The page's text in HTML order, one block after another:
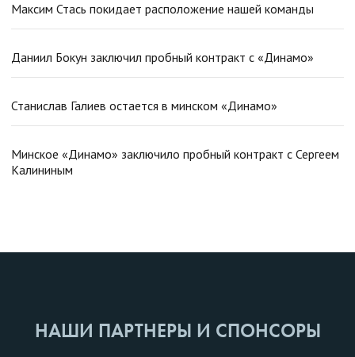
Максим Стась покидает расположение нашей команды
Даниил Бокун заключил пробный контракт с «Динамо»
Станислав Галиев остается в минском «Динамо»
Минское «Динамо» заключило пробный контракт с Сергеем
Калининым
НАШИ ПАРТНЕРЫ И СПОНСОРЫ